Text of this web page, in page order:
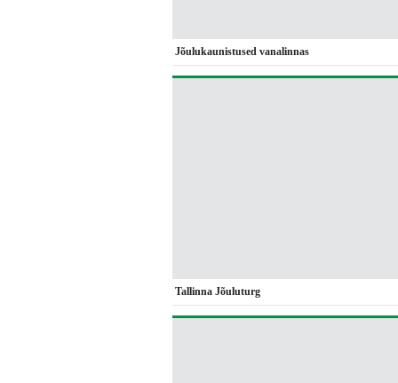
Jõulukaunistused vanalinnas
Tallinna Jõuluturg